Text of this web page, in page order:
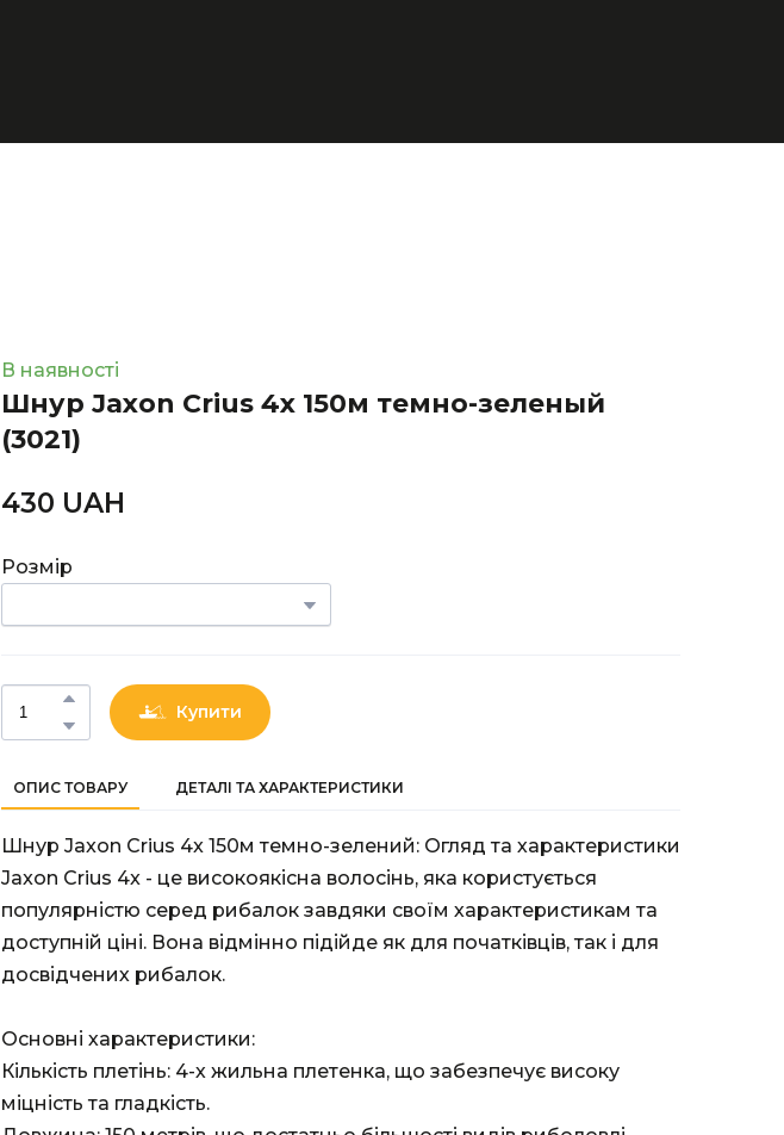
В наявності
Шнур Jaxon Crius 4x 150м темно-зеленый
(3021)
430 UAН
Розмір
Купити
ОПИС ТОВАРУ ДЕТАЛІ ТА ХАРАКТЕРИСТИКИ
Шнур Jaxon Crius 4x 150м темно-зелений: Огляд та характеристики
Jaxon Crius 4x - це високоякісна волосінь, яка користується
популярністю серед рибалок завдяки своїм характеристикам та
доступній ціні. Вона відмінно підійде як для початківців, так і для
досвідчених рибалок.
Основні характеристики:
Кількість плетінь: 4-х жильна плетенка, що забезпечує високу
міцність та гладкість.